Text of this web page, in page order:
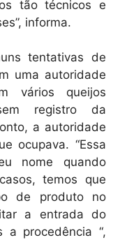
tão técnicos e
informa.
tentativas de
uma autoridade
vários queijos
registro da
a autoridade
ocupava. “Essa
nome quando
temos que
de produto no
a entrada do
a procedência “,